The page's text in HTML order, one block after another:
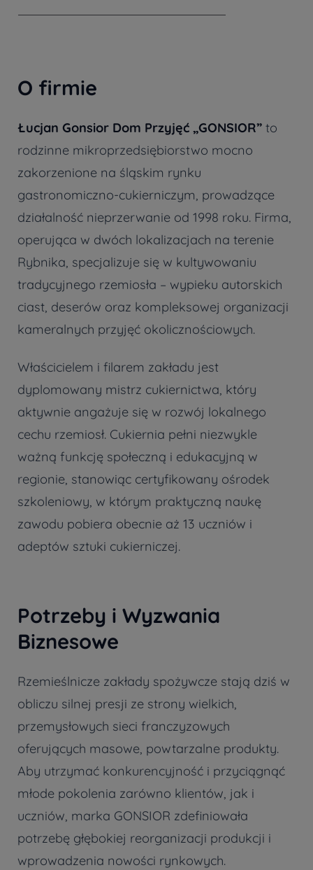
O firmie
Łucjan Gonsior Dom Przyjęć „GONSIOR” to
rodzinne mikroprzedsiębiorstwo mocno
zakorzenione na śląskim rynku
gastronomiczno-cukierniczym, prowadzące
działalność nieprzerwanie od 1998 roku. Firma,
operująca w dwóch lokalizacjach na terenie
Rybnika, specjalizuje się w kultywowaniu
tradycyjnego rzemiosła – wypieku autorskich
ciast, deserów oraz kompleksowej organizacji
kameralnych przyjęć okolicznościowych.
Właścicielem i filarem zakładu jest
dyplomowany mistrz cukiernictwa, który
aktywnie angażuje się w rozwój lokalnego
cechu rzemiosł. Cukiernia pełni niezwykle
ważną funkcję społeczną i edukacyjną w
regionie, stanowiąc certyfikowany ośrodek
szkoleniowy, w którym praktyczną naukę
zawodu pobiera obecnie aż 13 uczniów i
adeptów sztuki cukierniczej.
Potrzeby i Wyzwania
Biznesowe
Rzemieślnicze zakłady spożywcze stają dziś w
obliczu silnej presji ze strony wielkich,
przemysłowych sieci franczyzowych
oferujących masowe, powtarzalne produkty.
Aby utrzymać konkurencyjność i przyciągnąć
młode pokolenia zarówno klientów, jak i
uczniów, marka GONSIOR zdefiniowała
potrzebę głębokiej reorganizacji produkcji i
wprowadzenia nowości rynkowych.